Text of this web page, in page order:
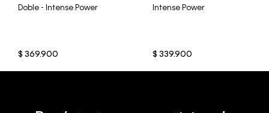
Doble - Intense Power
$ 369.900
Intense Power
$ 339.900